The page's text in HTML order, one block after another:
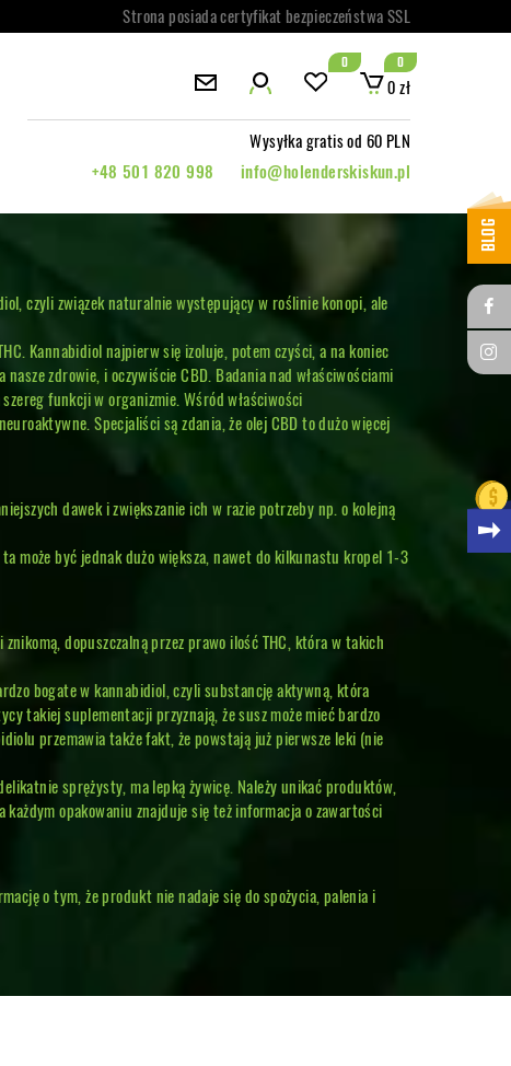
Strona posiada certyfikat bezpieczeństwa SSL
0
0 zł
0
Wysyłka gratis od 60 PLN
+48 501 820 998 info@holenderskiskun.pl
BLOG
czyli związek naturalnie występujący w roślinie konopi, ale
Kannabidiol najpierw się izoluje, potem czyści, a na koniec
zdrowie, i oczywiście CBD. Badania nad właściwościami
funkcji w organizmie. Wśród właściwości
Specjaliści są zdania, że olej CBD to dużo więcej
dawek i zwiększanie ich w razie potrzeby np. o kolejną
może być jednak dużo większa, nawet do kilkunastu kropel 1-3
dopuszczalną przez prawo ilość THC, która w takich
bogate w kannabidiol, czyli substancję aktywną, która
takiej suplementacji przyznają, że susz może mieć bardzo
przemawia także fakt, że powstają już pierwsze leki (nie
sprężysty, ma lepką żywicę. Należy unikać produktów,
opakowaniu znajduje się też informacja o zawartości
o tym, że produkt nie nadaje się do spożycia, palenia i